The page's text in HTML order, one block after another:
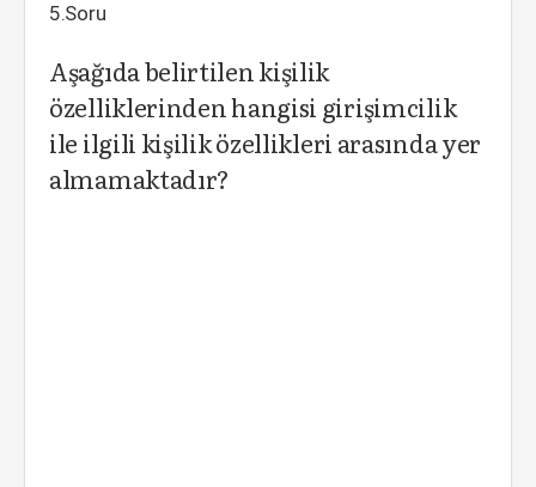
5.Soru
Aşağıda belirtilen kişilik
özelliklerinden hangisi girişimcilik
ile ilgili kişilik özellikleri arasında yer
almamaktadır?